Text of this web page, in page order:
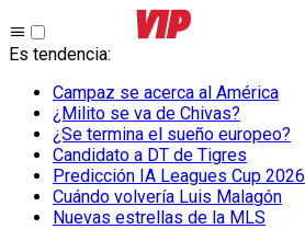
Es tendencia:
Campaz se acerca al América
¿Milito se va de Chivas?
¿Se termina el sueño europeo?
Candidato a DT de Tigres
Predicción IA Leagues Cup 2026
Cuándo volvería Luis Malagón
Nuevas estrellas de la MLS